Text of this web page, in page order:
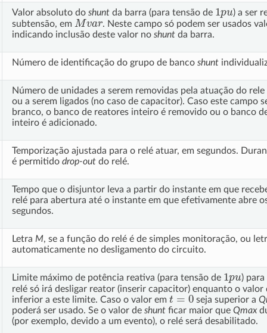
Valor absoluto do shuntda barra (para tensão de 1 u) a ser
subtensão, em Mvar . Neste campo só podem ser usados
indicando inclusão deste valor no shuntda barra.
Número de identificação do grupo de banco shunt
Número de unidades a serem removidas pela atuação do
ou a serem ligados (no caso de capacitor). Caso este campo
branco, o banco de reatores inteiro é removido ou o banco
inteiro é adicionado.
Temporização ajustada para o relé atuar, em segundos.
é permitido drop-outdo relé.
Tempo que o disjuntor leva a partir do instante em que
relé para abertura até o instante em que efetivamente abre
segundos.
Letra M, se a função do relé é de simples monitoração, ou
automaticamente no desligamento do circuito.
Limite máximo de potência reativa (para tensão de 1 u)
relé só irá desligar reator (inserir capacitor) enquanto o valor
inferior a este limite. Caso o valor em t=0 seja superior a
poderá ser usado. Se o valor de shuntficar maior que Qmax
(por exemplo, devido a um evento), o relé será desabilitado.